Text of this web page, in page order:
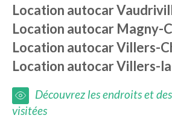
Location autocar
Location autocar Magny-
Location autocarVillers-
Location autocarVillers-
Découvrez les endroits et
visitées